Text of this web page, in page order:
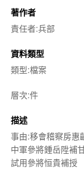
著作者
責任者:兵部
資料類型
類型:檔案
層次:件
描述
事由:移會稽察房惠
中軍參將鍾岳陞補
試用參將恒貴補授